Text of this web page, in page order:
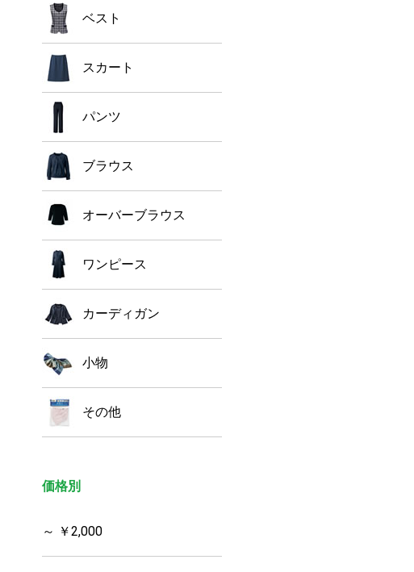
ベスト
スカート
パンツ
ブラウス
オーバーブラウス
ワンピース
カーディガン
小物
その他
価格別
～ ￥2,000